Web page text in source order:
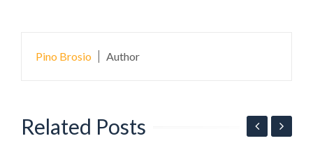
Pino Brosio Author
Related Posts